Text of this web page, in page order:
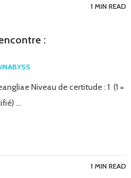
1 MIN READ
:
Niveau de certitude : 1 (1 =
…
1 MIN READ